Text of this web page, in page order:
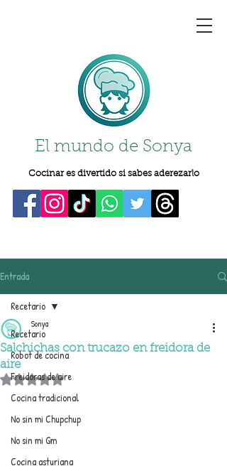
El mundo de Sonya
Cocinar es divertido si sabes aderezarlo
Entrada
Recetario
Robot de cocina
Freidoras de aire
Cocina tradicional
No sin mi Chupchup
No sin mi Gm
Cocina asturiana
Recetario
Salchichas con trucazo en freidora de
aire
Sonya
Obtuvo NaN de 5 estrellas.